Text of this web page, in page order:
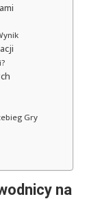
Gry
na